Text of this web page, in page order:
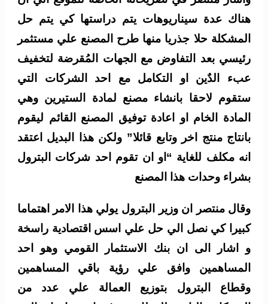
هناك عدة سيناريوهات يتم دراستها كي يتم حل
المشكلة حلا جذريا منها طرح المصنع علي مستثمر
رئيسي بعد التفاوض مع الجهات المُقرضة لتخفيف
عبء الدٌين او التكامل مع احد الشركات التي
ستقوم لاحقا بانشاء مصنع لمادة الستيرين وهي
المادة الخام او اعادة توفيق المصنع القائم ليقوم
بانتاج منتج اخر وتابع قائلا” ولكن هذا البديل اعتقد
انه مكلف للغاية “او ان تقوم احد شركات البترول
بشراء وحدات هذا المصنع
وقال منتصر ان وزير البترول يولي هذا الامر اهتماما
كبيرا كي نصل الي حل علي اسس اقتصادية راسخة
و اشار الى ان بنك الاستثمار القومي وهو احد
المساهمين وافق علي رؤية باقي المساهمين
وقطاع البترول بتوزيع العمالة علي عدد من